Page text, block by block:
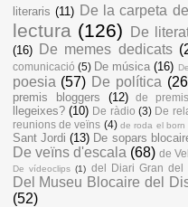
literaris (11) De la carpeta
lectura (126) De
(16)
De memes dedicats
comunicació (5) De música (16)
poesia (57) De política
premis bloggers
(12) de
llegeixes? (10) De ràdio (3) De
reunions de veïns (4) de roda el born
Sant Jordi (13) De sopars
De veïns d'escala (68) de
De vídeoclips (1) del Diari Gran del
Del Museu Blocaire del
(52)